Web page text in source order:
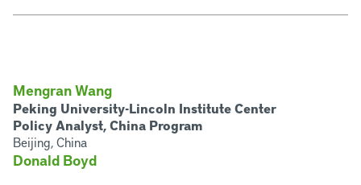
Mengran Wang
Peking University-Lincoln Institute Center
Policy Analyst, China Program
Beijing, China
Donald Boyd